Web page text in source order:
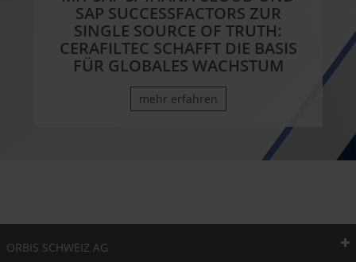
SAP SUCCESSFACTORS ZUR
SINGLE SOURCE OF TRUTH:
CERAFILTEC SCHAFFT DIE BASIS
FÜR GLOBALES WACHSTUM
mehr erfahren
ORBIS SCHWEIZ AG